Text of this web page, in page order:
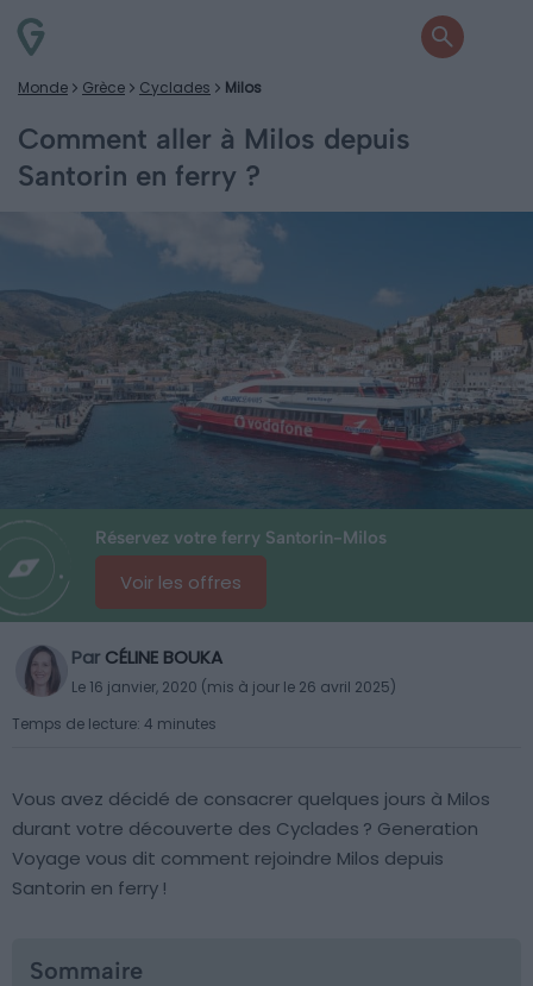
Monde Grèce Cyclades Milos
Comment aller à Milos depuis
Santorin en ferry ?
Réservez votre ferry Santorin-Milos
Voir les offres
Par CÉLINE BOUKA
Le 16 janvier, 2020 (mis à jour le 26 avril 2025)
Temps de lecture: 4 minutes
Vous avez décidé de consacrer quelques jours à Milos
durant votre découverte des Cyclades ? Generation
Voyage vous dit comment rejoindre Milos depuis
Santorin en ferry !
Sommaire